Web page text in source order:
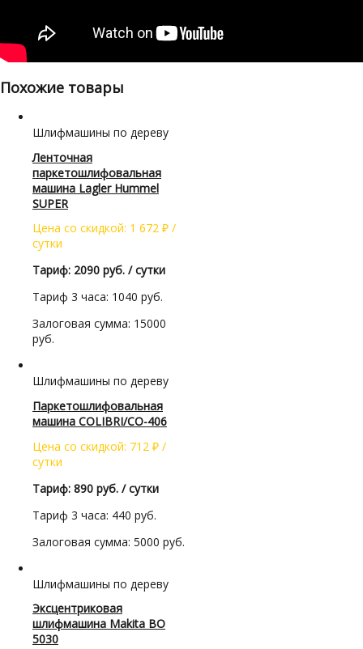
Похожие товары
Шлифмашины по дереву
Ленточная
паркетошлифовальная
машина Lagler Hummel
SUPER
Цена со скидкой: 1 672 ₽ /
сутки
Тариф: 2090 руб. / сутки
Тариф 3 часа: 1040 руб.
Залоговая сумма: 15000
руб.
Шлифмашины по дереву
Паркетошлифовальная
машина CОLIBRI/СО-406
Цена со скидкой: 712 ₽ /
сутки
Тариф: 890 руб. / сутки
Тариф 3 часа: 440 руб.
Залоговая сумма: 5000 руб.
Шлифмашины по дереву
Эксцентриковая
шлифмашина Makita BO
5030